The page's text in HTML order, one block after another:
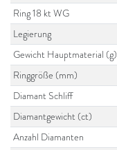
Ring 18 kt WG
Legierung
Gewicht Hauptmaterial (g)
Ringgröße (mm)
Diamant Schliff
Diamantgewicht (ct)
Anzahl Diamanten